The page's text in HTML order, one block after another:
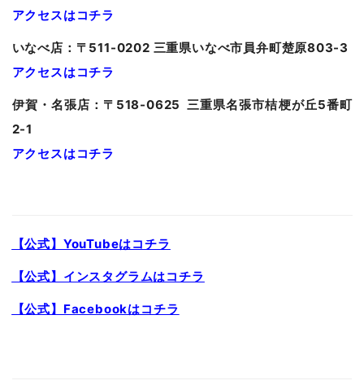
アクセスはコチラ
いなべ店：〒511-0202 三重県いなべ市員弁町楚原803-3
アクセスはコチラ
伊賀・名張店：〒518-0625 三重県名張市桔梗が丘5番町
2-1
アクセスはコチラ
【公式】YouTubeはコチラ
【公式】インスタグラムはコチラ
【公式】Facebookはコチラ